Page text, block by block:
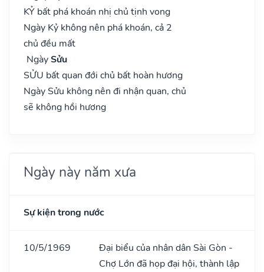
KỶ bất phá khoán nhị chủ tịnh vong
Ngày Kỷ không nên phá khoán, cả 2
chủ đều mất
NgàySửu
SỬU bất quan đới chủ bất hoàn hương
Ngày Sửu không nên đi nhận quan, chủ
sẽ không hồi hương
Ngày này năm xưa
Sự kiện trong nước
10/5/1969
Đại biểu của nhân dân Sài Gòn -
Chợ Lớn đã họp đại hội, thành lập